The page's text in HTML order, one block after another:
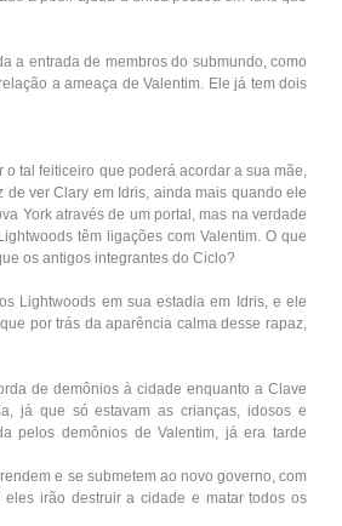
a entrada de membros do submundo, como
a ameaça de Valentim. Ele já tem dois
tal feiticeiro que poderá acordar a sua mãe,
ver Clary em Idris, ainda mais quando ele
York através de um portal, mas na verdade
têm ligações com Valentim. O que
os antigos integrantes do Ciclo?
Lightwoods em sua estadia em Idris, e ele
por trás da aparência calma desse rapaz,
de demônios à cidade enquanto a Clave
já que só estavam as crianças, idosos e
pelos demônios de Valentim, já era tarde
e se submetem ao novo governo, com
irão destruir a cidade e matar todos os